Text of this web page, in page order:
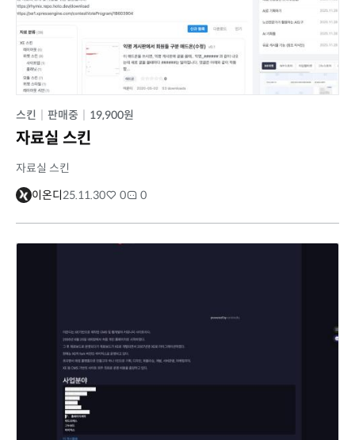
스킨 판매중 19,900원
자료실 스킨
자료실 스킨
이온디25.11.30 0 0